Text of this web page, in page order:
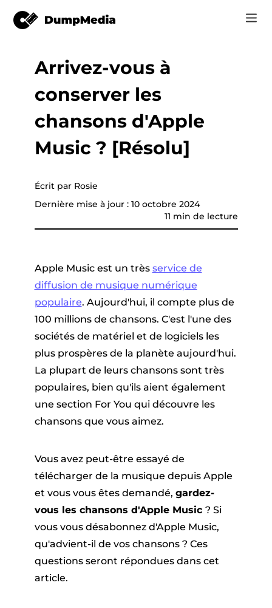
Music
de
YouTube
Pandora
SoundCloud
Vidéo
Outils en ligne
Spotify en mp3
Suno à MP3
Boutique
Comment
Assistance
Se connecter
S'inscrire
Arrivez-vous à
conserver les
chansons d'Apple
Music ? [Résolu]
Écrit par Rosie
Dernière mise à jour : 10 octobre 2024
11 min de lecture
Apple Music est un très service de
diffusion de musique numérique
populaire. Aujourd'hui, il compte plus de
100 millions de chansons. C'est l'une des
sociétés de matériel et de logiciels les
plus prospères de la planète aujourd'hui.
La plupart de leurs chansons sont très
populaires, bien qu'ils aient également
une section For You qui découvre les
chansons que vous aimez.
Vous avez peut-être essayé de
télécharger de la musique depuis Apple
et vous vous êtes demandé, gardez-
vous les chansons d'Apple Music ? Si
vous vous désabonnez d'Apple Music,
qu'advient-il de vos chansons ? Ces
questions seront répondues dans cet
article.